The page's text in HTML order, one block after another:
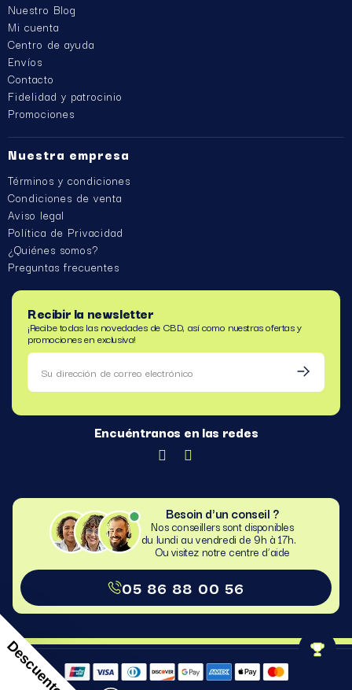
Nuestro Blog
Mi cuenta
Centro de ayuda
Envíos
Contacto
Fidelidad y patrocinio
Promociones
Nuestra empresa
Términos y condiciones
Condiciones de venta
Aviso legal
Política de Privacidad
¿Quiénes somos?
Preguntas frecuentes
Recibir la newsletter
¡Recibe todas las novedades de CBD, así como nuestras ofertas y
promociones en exclusiva!
Encuéntranos en las redes
Besoin d'un conseil ?
Nos conseillers sont disponibles
du lundi au vendredi de 9h à 17h.
Ou visitez notre centre d’aide​
05 86 88 00 56